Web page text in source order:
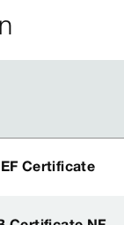
Certificate